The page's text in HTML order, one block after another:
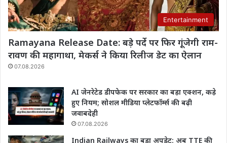
Entertainment
Ramayana Release Date: बड़े पर्दे पर फिर गूंजेगी राम-
रावण की महागाथा, मेकर्स ने किया रिलीज डेट का ऐलान
07.08.2026
AI जेनरेटेड डीपफेक पर सरकार का बड़ा एक्शन, कड़े
हुए नियम; सोशल मीडिया प्लेटफॉर्म्स की बढ़ी
जवाबदेही
07.08.2026
Indian Railways का बड़ा अपडेट: अब TTE की